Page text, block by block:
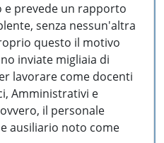
prevede un rapporto
senza nessun'altra
questo il motivo
inviate migliaia di
lavorare come docenti
Amministrativi e
il personale
ausiliario noto come